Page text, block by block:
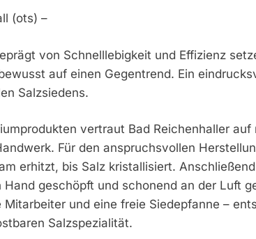
(ots) –
von Schnelllebigkeit und Effizienz
auf einen Gegentrend. Ein
Salzsiedens.
vertraut Bad Reichenhaller
Für den anspruchsvollen
erhitzt, bis Salz kristallisiert.
geschöpft und schonend an der Luft
Mitarbeiter und eine freie Siedepfanne –
Salzspezialität.